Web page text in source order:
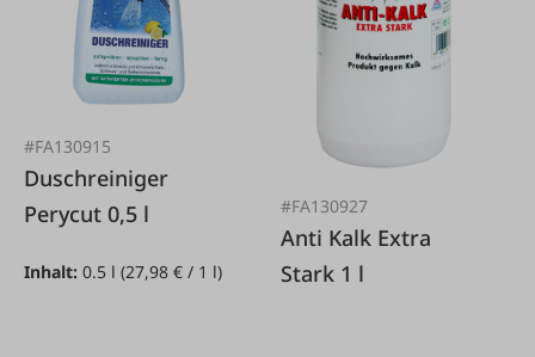
#FA130915
Duschreiniger
Perycut 0,5 l
Inhalt: 0.5 l (27,98 € / 1 l)
#FA130927
Anti Kalk Extra
Stark 1 l